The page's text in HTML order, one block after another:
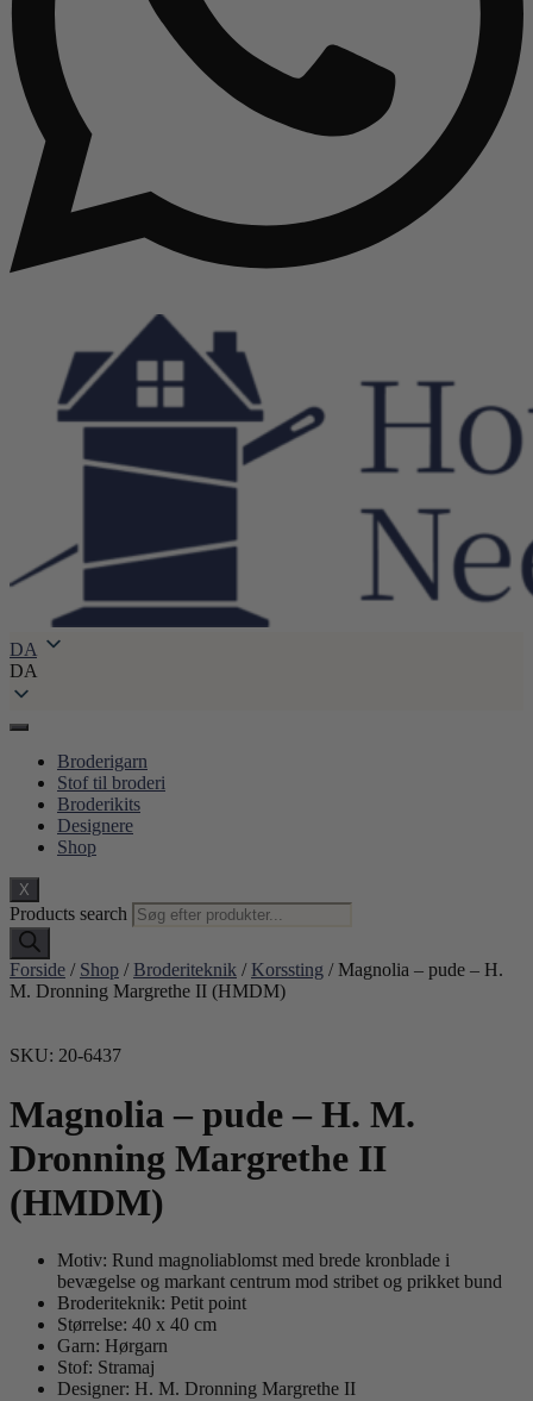
DA
DA
Broderigarn
Stof til broderi
Broderikits
Designere
Shop
X
Products search
Forside / Shop / Broderiteknik / Korssting / Magnolia – pude – H.
M. Dronning Margrethe II (HMDM)
SKU: 20-6437
Magnolia – pude – H. M.
Dronning Margrethe II
(HMDM)
Motiv: Rund magnoliablomst med brede kronblade i
bevægelse og markant centrum mod stribet og prikket bund
Broderiteknik: Petit point
Størrelse: 40 x 40 cm
Garn: Hørgarn
Stof: Stramaj
Designer: H. M. Dronning Margrethe II